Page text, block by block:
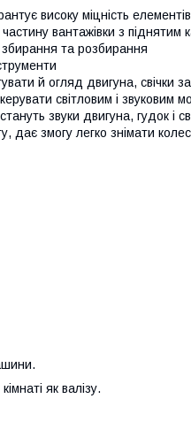
високу міцність
вантажівки з
збирання та розбирання
й огляд двигуна, свічки
світловим і звуковим
звуки двигуна, гудок і
дає змогу легко знімати
як валізу.